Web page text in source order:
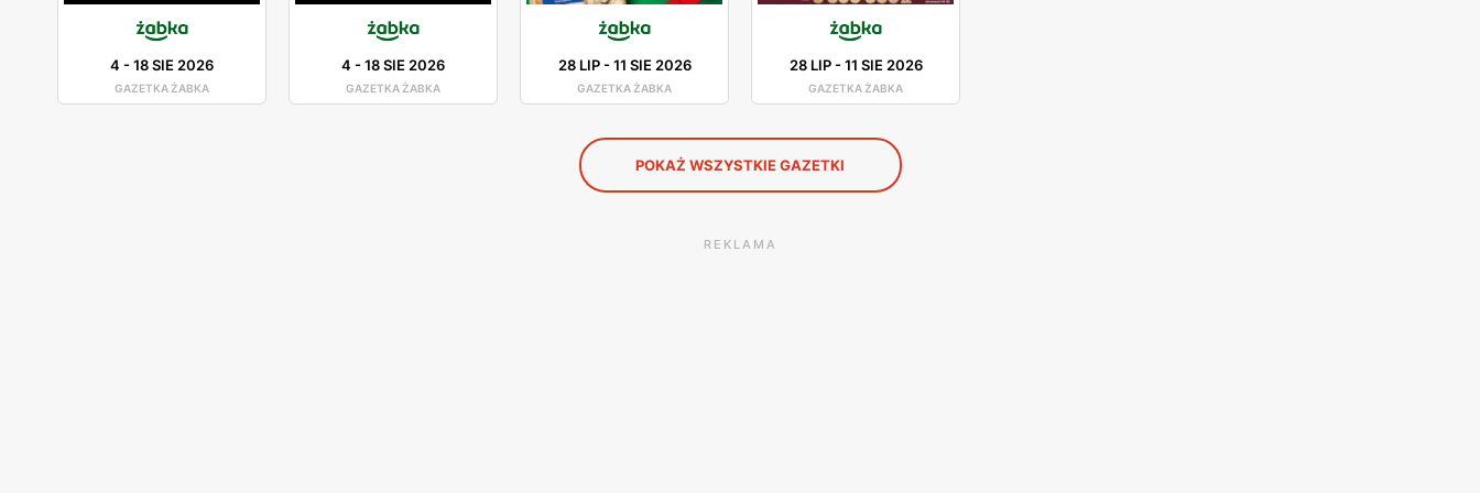
4 -18 SIE 2026
GAZETKA ŻABKA
4 -18 SIE 2026
GAZETKA ŻABKA
28 LIP-11 SIE 2026
GAZETKA ŻABKA
28 LIP-11 SIE 2026
GAZETKA ŻABKA
POKAŻ WSZYSTKIE GAZETKI
REKLAMA